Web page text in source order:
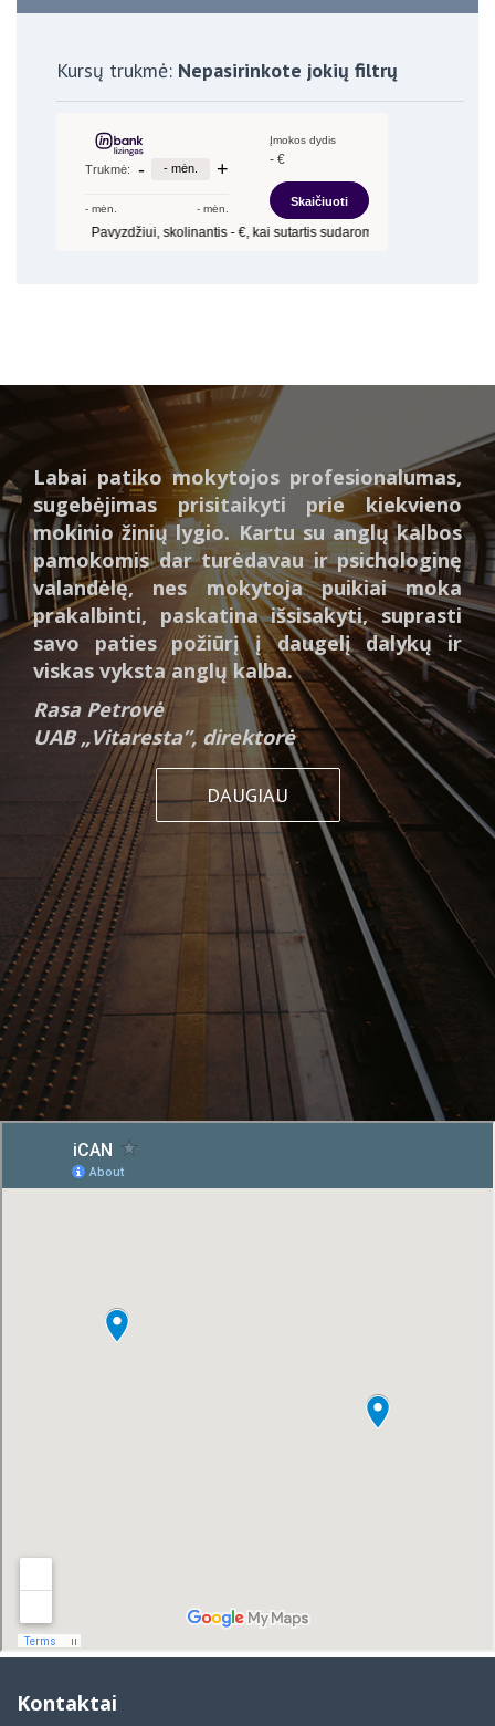
Kursų trukmė: Nepasirinkote jokių filtrų
Labai patiko mokytojos profesionalumas,
sugebėjimas prisitaikyti prie kiekvieno
mokinio žinių lygio. Kartu su anglų kalbos
pamokomis dar turėdavau ir psichologinę
valandėlę, nes mokytoja puikiai moka
prakalbinti, paskatina išsisakyti, suprasti
savo paties požiūrį į daugelį dalykų ir
viskas vyksta anglų kalba.
Rasa Petrovė
UAB „Vitaresta”, direktorė
DAUGIAU
Kontaktai